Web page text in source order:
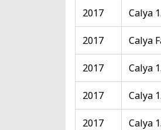
2017 Calya
2017 Calya
2017 Calya
2017 Calya
2017 Calya